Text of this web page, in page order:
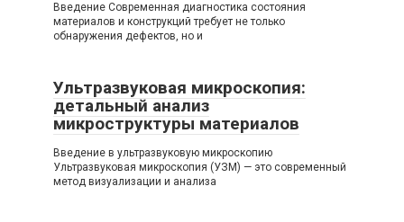
Введение Современная диагностика состояния
материалов и конструкций требует не только
обнаружения дефектов, но и
Ультразвуковая микроскопия:
детальный анализ
микроструктуры материалов
Введение в ультразвуковую микроскопию
Ультразвуковая микроскопия (УЗМ) — это современный
метод визуализации и анализа